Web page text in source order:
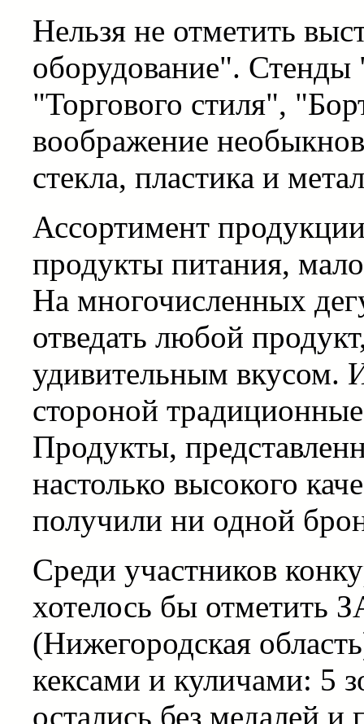
Нельзя не отметить
оборудование".
"Торгового стиля",
воображение
стекла, пластика и
Ассортимент
продукты питания,
На многочисленных
отведать любой
удивительным вкусом.
стороной
Продукты,
настолько высокого
получили ни одной
Среди участников
хотелось бы отметить
(Нижегородская
кексами и куличами: 5
остались без медалей